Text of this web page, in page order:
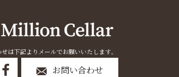
は下記よりメールでお願いいたします。
お問い合わせ